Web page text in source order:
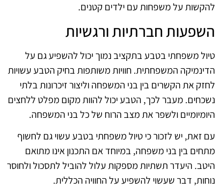
להקשות על משפחות עם ילדים קטנים.
השפעות חברתיות ורגשיות
טיול משפחתי בטבע בתקציב נמוך יכול להשפיע גם על
הדינמיקה המשפחתית. חוויות משותפות בחיק הטבע עשויות
לחזק את הקשרים בין בני המשפחה וליצור זיכרונות בלתי
נשכחים. מעבר לכך, הטבע יכול להוות מקום מפלט ללחצים
היומיומיים ולשפר את מצב הרוח של כל בני המשפחה.
עם זאת, יש לזכור כי טיול משפחתי בטבע עשוי גם לחשוף
מתחים בין בני משפחה, במיוחד אם התכנון אינו מתואם
היטב. היעדר תשתיות מספקות עלול להוביל לתסכול ולחוסר
נוחות, דבר שעשוי להשפיע על החוויה הכללית.